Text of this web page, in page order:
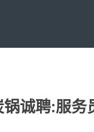
诚聘:服务